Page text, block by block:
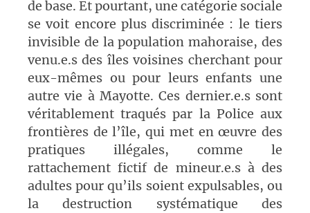
de base. Et pourtant, une catégorie sociale
se voit encore plus discriminée : le tiers
invisible de la population mahoraise, des
venu.e.s des îles voisines cherchant pour
eux-mêmes ou pour leurs enfants une
autre vie à Mayotte. Ces dernier.e.s sont
véritablement traqués par la Police aux
frontières de l’île, qui met en œuvre des
pratiques illégales, comme le
rattachement fictif de mineur.e.s à des
adultes pour qu’ils soient expulsables, ou
la destruction systématique des